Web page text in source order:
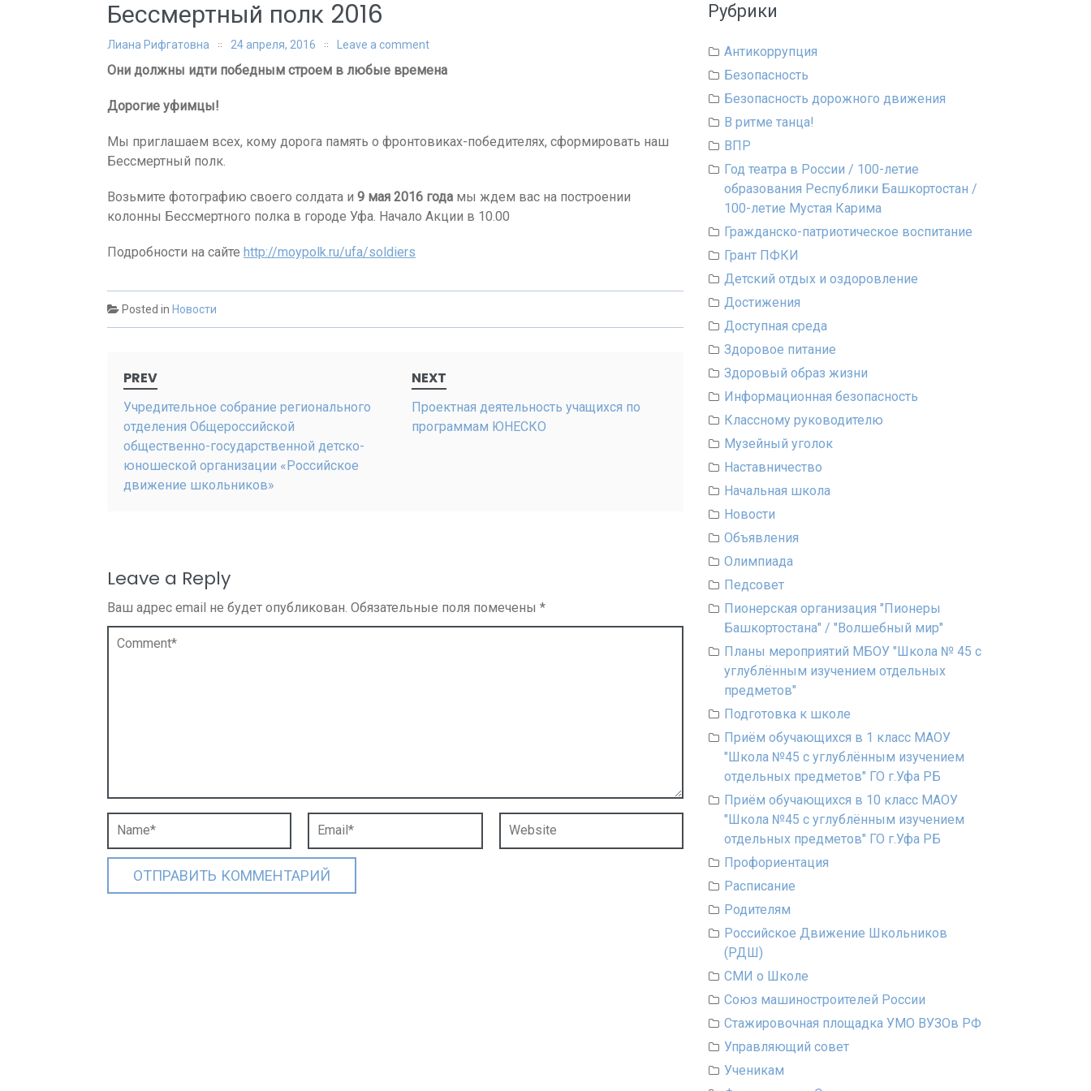
Бессмертный полк 2016
Лиана Рифгатовна 24 апреля, 2016 Leave a comment
Они должны идти победным строем в любые времена
Дорогие уфимцы!
Мы приглашаем всех, кому дорога память о фронтовиках-победителях, сформировать наш
Бессмертный полк.
Возьмите фотографию своего солдата и 9 мая 2016 года мы ждем вас на построении
колонны Бессмертного полка в городе Уфа. Начало Акции в 10.00
Подробности на сайте http://moypolk.ru/ufa/soldiers
Posted in Новости
navigation
PREV
Учредительное собрание регионального
отделения Общероссийской
общественно-государственной детско-
юношеской организации «Российское
движение школьников»
NEXT
Проектная деятельность учащихся по
программам ЮНЕСКО
Leave a Reply
Ваш адрес email не будет опубликован. Обязательные поля помечены *
Рубрики
Антикоррупция
Безопасность
Безопасность дорожного движения
В ритме танца!
ВПР
Год театра в России / 100-летие
образования Республики Башкортостан /
100-летие Мустая Карима
Гражданско-патриотическое воспитание
Грант ПФКИ
Детский отдых и оздоровление
Достижения
Доступная среда
Здоровое питание
Здоровый образ жизни
Информационная безопасность
Классному руководителю
Музейный уголок
Наставничество
Начальная школа
Новости
Объявления
Олимпиада
Педсовет
Пионерская организация "Пионеры
Башкортостана" / "Волшебный мир"
Планы мероприятий МБОУ "Школа № 45 с
углублённым изучением отдельных
предметов"
Подготовка к школе
Приём обучающихся в 1 класс МАОУ
"Школа №45 с углублённым изучением
отдельных предметов" ГО г.Уфа РБ
Приём обучающихся в 10 класс МАОУ
"Школа №45 с углублённым изучением
отдельных предметов" ГО г.Уфа РБ
Профориентация
Расписание
Родителям
Российское Движение Школьников
(РДШ)
СМИ о Школе
Союз машиностроителей России
Стажировочная площадка УМО ВУЗОв РФ
Управляющий совет
Ученикам